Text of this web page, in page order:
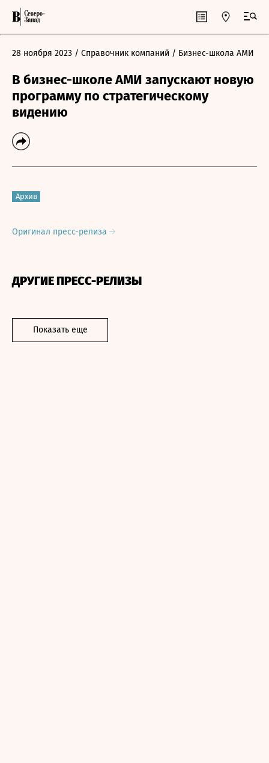
28 ноября 2023 / Справочник компаний / Бизнес-школа АМИ
В бизнес-школе АМИ запускают новую
программу по стратегическому
видению
Архив
Оригинал пресс-релиза
ДРУГИЕ ПРЕСС-РЕЛИЗЫ
Показать еще